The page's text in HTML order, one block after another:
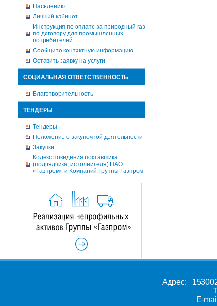
Населению
Личный кабинет
Инструкция по оплате за природный газ
по договору для промышленных
потребителей
Сообщите контактную информацию
Оставить заявку на услуги
СОЦИАЛЬНАЯ ОТВЕТСТВЕННОСТЬ
Благотворительность
ТЕНДЕРЫ
Тендеры
Положение о закупочной деятельности
Закупки
Кодекс поведения поставщика
(подрядчика, исполнителя) ПАО
«Газпром» и Компаний Группы Газпром
Адрес:
E-